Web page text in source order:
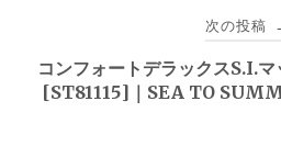
ゲ
次の投稿
コンフォートデラックスS.I.
[ST81115]｜SEA TO